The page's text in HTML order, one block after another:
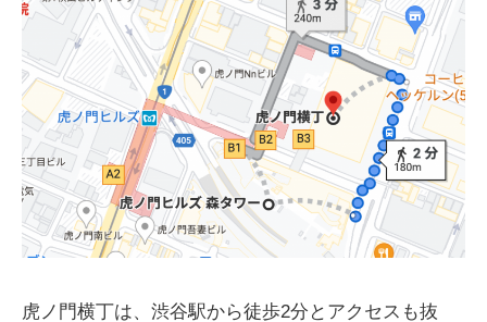
虎ノ門横丁は、渋谷駅から徒歩2分とアクセスも抜